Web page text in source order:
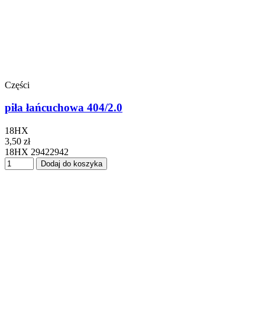
Części
piła łańcuchowa 404/2.0
18HX
3,50 zł
18HX 29422942
Dodaj do koszyka